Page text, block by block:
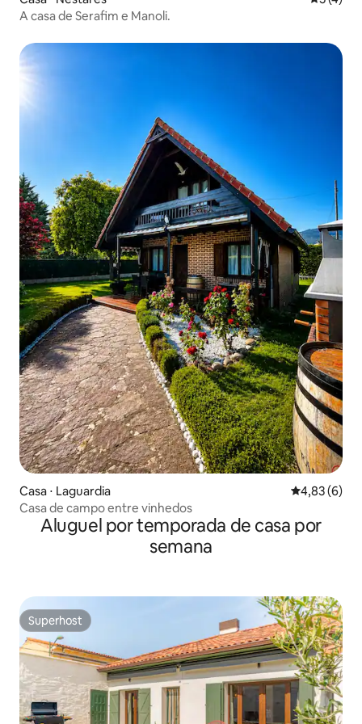
A casa de Serafim e Manoli.
Casa ⋅ Laguardia 4,83 de uma
4,83 (6)
Casa de campo entre vinhedos
Aluguel por temporada de casa por
semana
Superhost
Superhost